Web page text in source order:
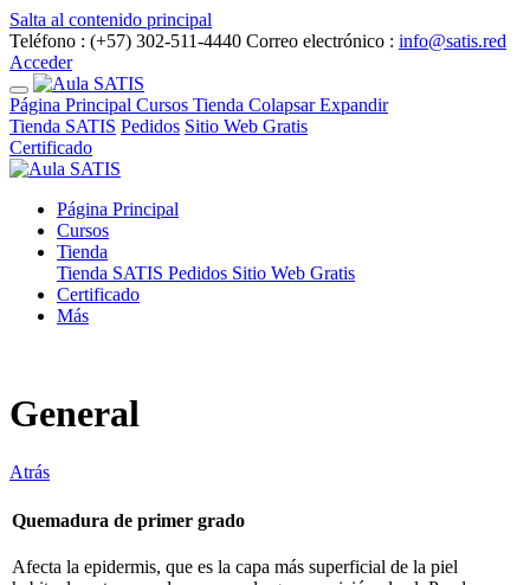
Salta al contenido principal
Teléfono : (+57) 302-511-4440 Correo electrónico : info@satis.red
Acceder
Página Principal Cursos Tienda ColapsarExpandir
Tienda SATIS Pedidos Sitio Web Gratis
Certificado
Página Principal
Cursos
Tienda
Tienda SATIS Pedidos Sitio Web Gratis
Certificado
Más
General
Atrás
Quemadura de primer grado
Afecta la epidermis, que es la capa más superficial de la piel